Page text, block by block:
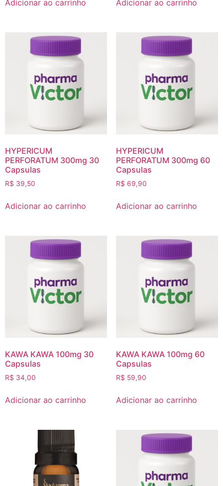
Adicionar ao carrinho Adicionar ao carrinho
HYPERICUM
PERFORATUM 300mg 30
Capsulas
R$ 39,50
Adicionar ao carrinho
HYPERICUM
PERFORATUM 300mg 60
Capsulas
R$ 69,90
Adicionar ao carrinho
KAWA KAWA 100mg 30
Capsulas
R$ 34,00
Adicionar ao carrinho
KAWA KAWA 100mg 60
Capsulas
R$ 59,90
Adicionar ao carrinho